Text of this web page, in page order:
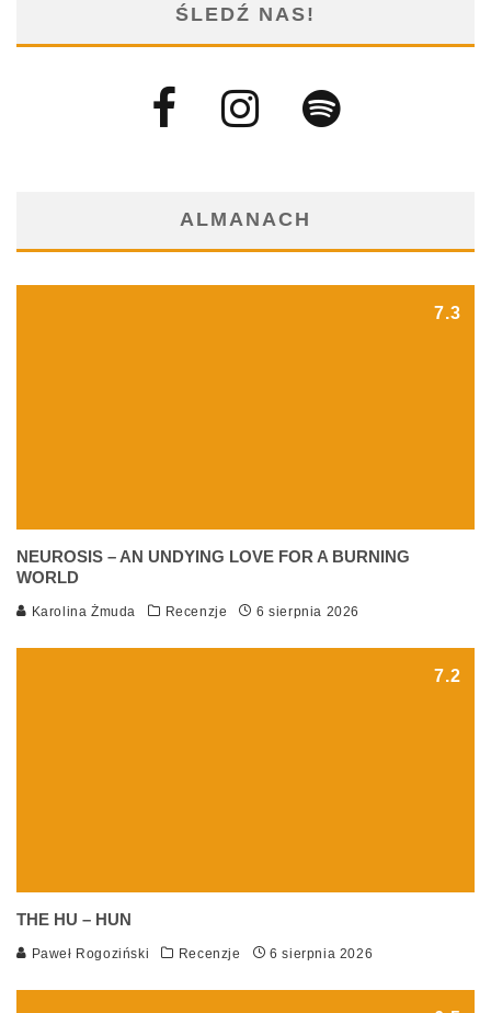
ŚLEDŹ NAS!
ALMANACH
7.3
NEUROSIS – AN UNDYING LOVE FOR A BURNING
WORLD
Karolina Żmuda Recenzje 6 sierpnia 2026
7.2
THE HU – HUN
Paweł Rogoziński Recenzje 6 sierpnia 2026